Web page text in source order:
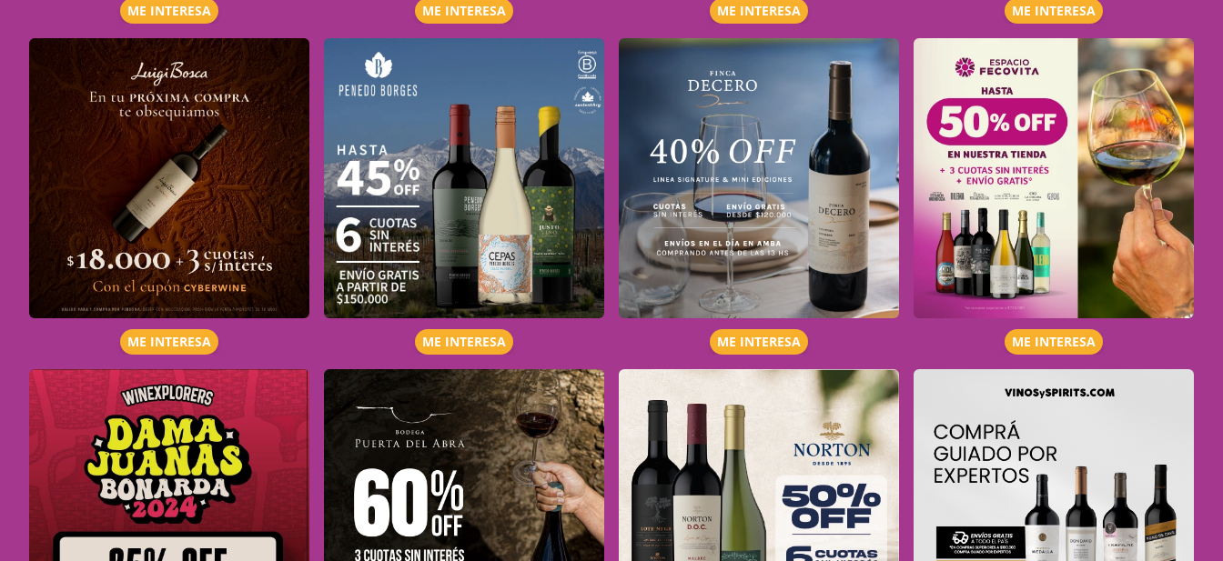
ME INTERESA ME INTERESA ME INTERESA ME INTERESA
ME INTERESA ME INTERESA ME INTERESA ME INTERESA